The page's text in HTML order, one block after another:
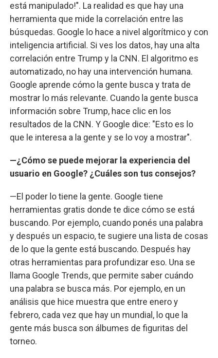
está manipulado!". La realidad es que hay una
herramienta que mide la correlación entre las
búsquedas. Google lo hace a nivel algorítmico y con
inteligencia artificial. Si ves los datos, hay una alta
correlación entre Trump y la CNN. El algoritmo es
automatizado, no hay una intervención humana.
Google aprende cómo la gente busca y trata de
mostrar lo más relevante. Cuando la gente busca
información sobre Trump, hace clic en los
resultados de la CNN. Y Google dice: "Esto es lo
que le interesa a la gente y se lo voy a mostrar".
—¿Cómo se puede mejorar la experiencia del
usuario en Google? ¿Cuáles son tus consejos?
—El poder lo tiene la gente. Google tiene
herramientas gratis donde te dice cómo se está
buscando. Por ejemplo, cuando ponés una palabra
y después un espacio, te sugiere una lista de cosas
de lo que la gente está buscando. Después hay
otras herramientas para profundizar eso. Una se
llama Google Trends, que permite saber cuándo
una palabra se busca más. Por ejemplo, en un
análisis que hice muestra que entre enero y
febrero, cada vez que hay un mundial, lo que la
gente más busca son álbumes de figuritas del
torneo.